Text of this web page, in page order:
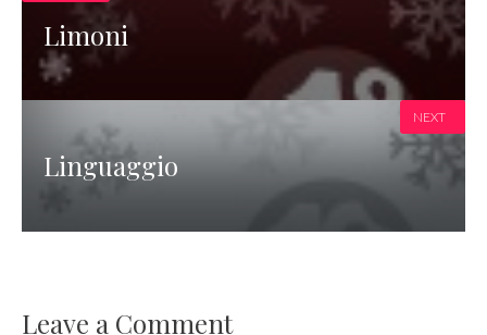
Limoni
Linguaggio
NEXT
Leave a Comment